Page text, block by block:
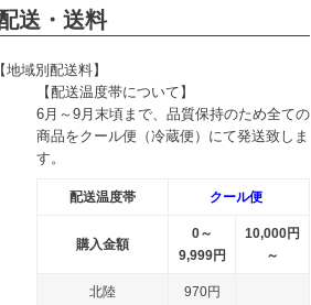
送・送料
【地域別配送料】
【配送温度帯について】
6月～9月末頃まで、品質保持のため全ての
商品をクール便（冷蔵便）にて発送致しま
す。
配送温度帯 クール便
購入金額
0～
9,999円
10,000円
～
北陸 970円